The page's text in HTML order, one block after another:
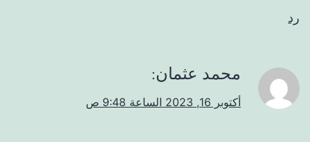
رد
محمد عثمان:
أكتوبر 16, 2023 الساعة 9:48 ص